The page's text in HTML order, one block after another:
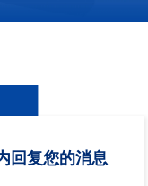
回复您的消息